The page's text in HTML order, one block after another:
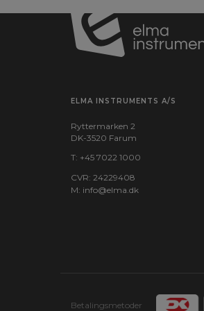
SOLOPro+ DUO Systemet.
Kontakt os for at booke en
ELMA INSTRUMENTS A/S
Ryttermarken 2
DK-3520 Farum
T: +45 7022 1000
CVR: 24229408
M: info@elma.dk
Betalingsmetoder